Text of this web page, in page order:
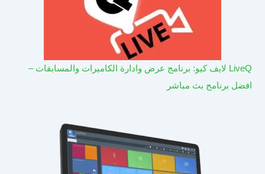
LiveQ لايف كيو: برنامج عرض وادارة الكاميرات والمسابقات –
افضل برنامج بث مباشر